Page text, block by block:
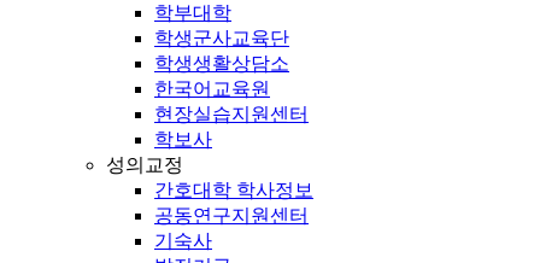
학부대학
학생군사교육단
학생생활상담소
한국어교육원
현장실습지원센터
학보사
성의교정
간호대학 학사정보
공동연구지원센터
기숙사